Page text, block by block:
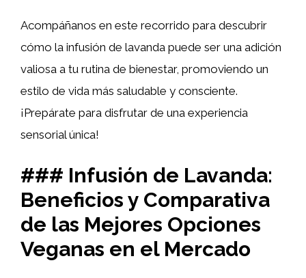
Acompáñanos en este recorrido para descubrir
cómo la infusión de lavanda puede ser una adición
valiosa a tu rutina de bienestar, promoviendo un
estilo de vida más saludable y consciente.
¡Prepárate para disfrutar de una experiencia
sensorial única!
### Infusión de Lavanda:
Beneficios y Comparativa
de las Mejores Opciones
Veganas en el Mercado